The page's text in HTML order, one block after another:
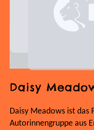
Daisy
Daisy Meadows ist das
Autorinnengruppe aus